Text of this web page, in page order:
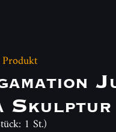
Skulptur
1 St.)